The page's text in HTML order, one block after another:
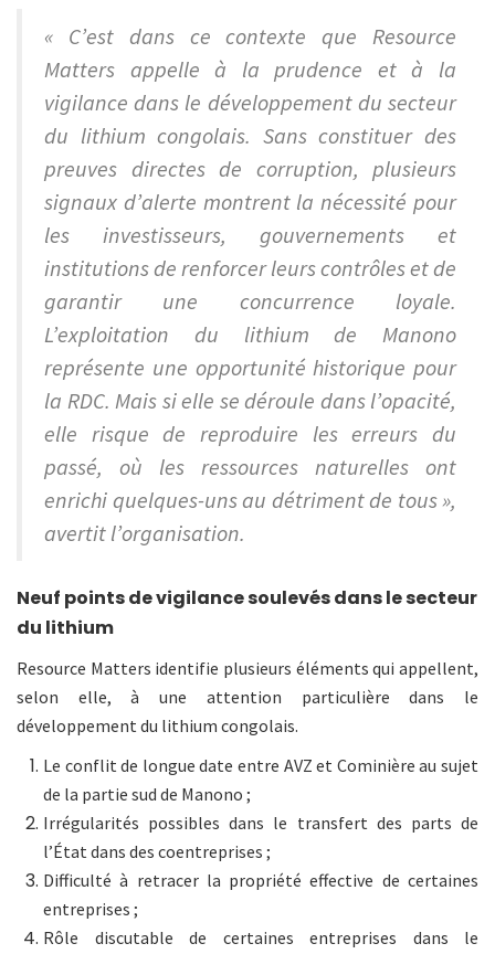
« C’est dans ce contexte que Resource
Matters appelle à la prudence et à la
vigilance dans le développement du secteur
du lithium congolais. Sans constituer des
preuves directes de corruption, plusieurs
signaux d’alerte montrent la nécessité pour
les investisseurs, gouvernements et
institutions de renforcer leurs contrôles et de
garantir une concurrence loyale.
L’exploitation du lithium de Manono
représente une opportunité historique pour
la RDC. Mais si elle se déroule dans l’opacité,
elle risque de reproduire les erreurs du
passé, où les ressources naturelles ont
enrichi quelques-uns au détriment de tous »,
avertit l’organisation.
Neuf points de vigilance soulevés dans le secteur
du lithium
Resource Matters identifie plusieurs éléments qui appellent,
selon elle, à une attention particulière dans le
développement du lithium congolais.
Le conflit de longue date entre AVZ et Cominière au sujet
de la partie sud de Manono ;
Irrégularités possibles dans le transfert des parts de
l’État dans des coentreprises ;
Difficulté à retracer la propriété effective de certaines
entreprises ;
Rôle discutable de certaines entreprises dans le